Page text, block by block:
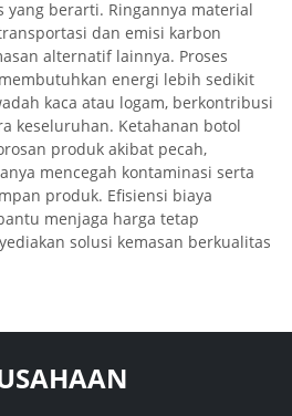
yang berarti. Ringannya material
dan emisi karbon
alternatif lainnya. Proses
energi lebih sedikit
kaca atau logam, berkontribusi
keseluruhan. Ketahanan botol
produk akibat pecah,
mencegah kontaminasi serta
produk. Efisiensi biaya
menjaga harga tetap
solusi kemasan berkualitas